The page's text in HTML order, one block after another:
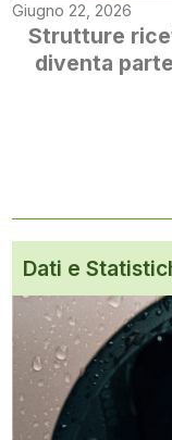
Giugno 22, 2026
Strutture
diventa
Dati e